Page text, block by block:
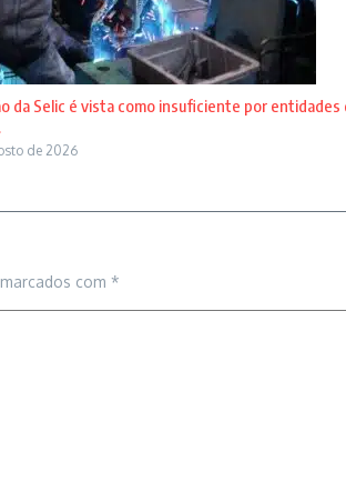
da Selic é vista como insuficiente por entidades
de 2026
com *